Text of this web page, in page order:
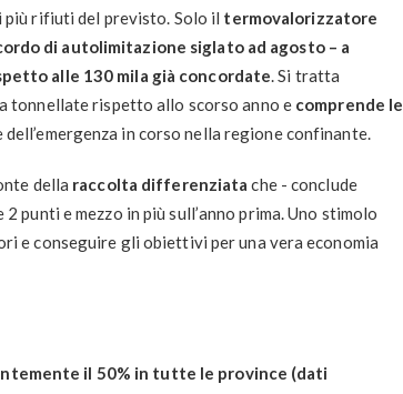
rifiuti del previsto. Solo il termovalorizzatore
di autolimitazione siglato ad agosto – a
alle 130 mila già concordate. Si tratta
tonnellate rispetto allo scorso anno e comprende le
in corso nella regione confinante.
della raccolta differenziata che - conclude
punti e mezzo in più sull’anno prima. Uno stimolo
e conseguire gli obiettivi per una vera economia
il 50% in tutte le province (dati